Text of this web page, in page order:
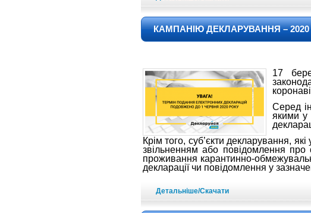
КАМПАНІЮ ДЕКЛАРУВАННЯ –
17
Серед
якими у
Крім того, суб’єкти декларування,
звільненням або повідомлення про
проживання карантинно-
декларації чи повідомлення у
Детальніше/Скачати